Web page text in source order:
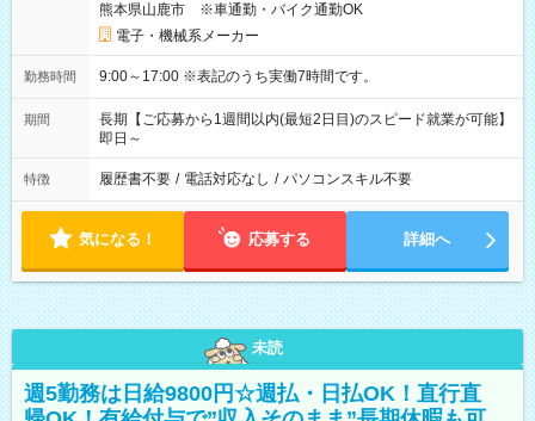
熊本県山鹿市 ※車通勤・バイク通勤OK
電子・機械系メーカー
勤務時間 9:00～17:00 ※表記のうち実働7時間です。
期間
長期【ご応募から1週間以内(最短2日目)のスピード就業が可能】
即日～
特徴 履歴書不要 / 電話対応なし / パソコンスキル不要
気になる！ 応募する 詳細へ
未読
週5勤務は日給9800円☆週払・日払OK！直行直